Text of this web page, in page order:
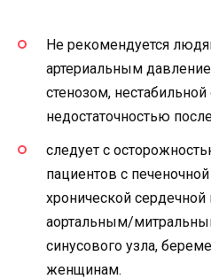
Не рекомендуется
артериальным
стенозом,
недостаточностью
следует с
пациентов с
хронической сердечной
аортальным/
синусового узла,
женщинам.